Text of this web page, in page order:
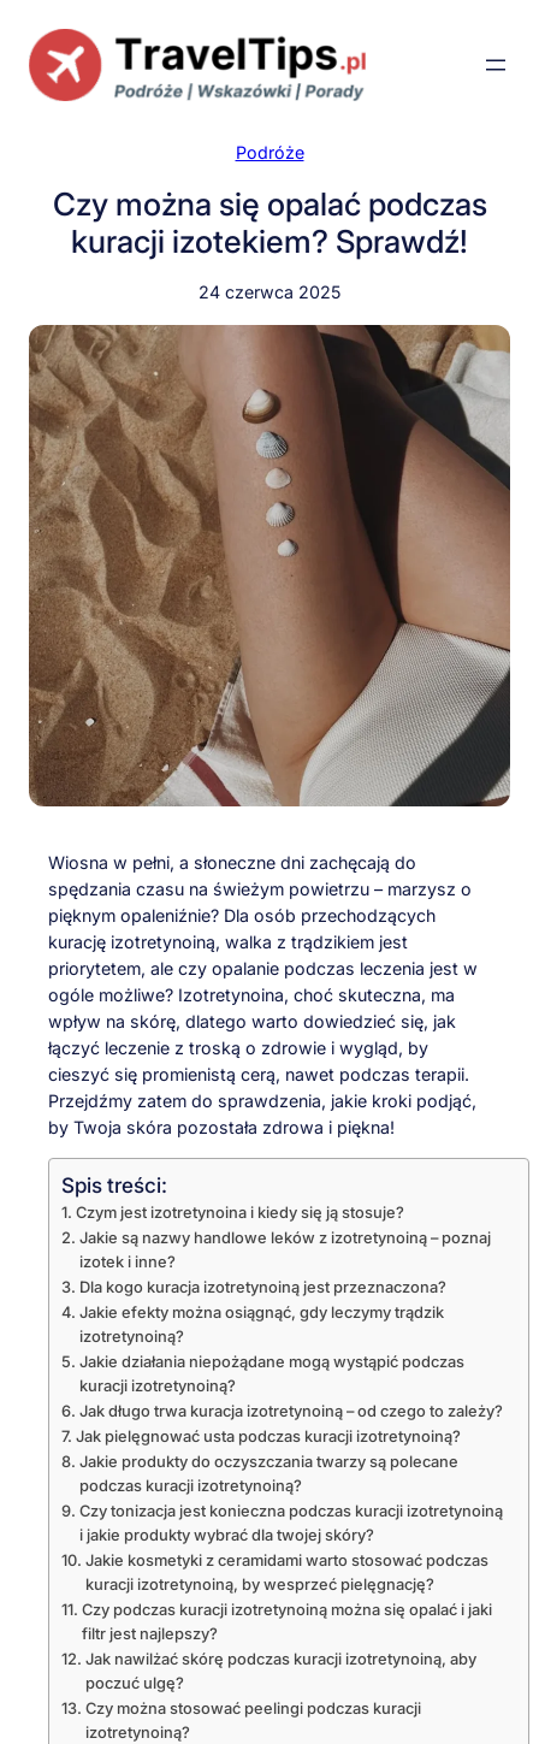
treści
Podróże
Czy można się opalać podczas
kuracji izotekiem? Sprawdź!
24 czerwca 2025
Wiosna w pełni, a słoneczne dni zachęcają do
spędzania czasu na świeżym powietrzu – marzysz o
pięknym opaleniźnie? Dla osób przechodzących
kurację izotretynoiną, walka z trądzikiem jest
priorytetem, ale czy opalanie podczas leczenia jest w
ogóle możliwe? Izotretynoina, choć skuteczna, ma
wpływ na skórę, dlatego warto dowiedzieć się, jak
łączyć leczenie z troską o zdrowie i wygląd, by
cieszyć się promienistą cerą, nawet podczas terapii.
Przejdźmy zatem do sprawdzenia, jakie kroki podjąć,
by Twoja skóra pozostała zdrowa i piękna!
Spis treści:
Czym jest izotretynoina i kiedy się ją stosuje?
Jakie są nazwy handlowe leków z izotretynoiną – poznaj
izotek i inne?
Dla kogo kuracja izotretynoiną jest przeznaczona?
Jakie efekty można osiągnąć, gdy leczymy trądzik
izotretynoiną?
Jakie działania niepożądane mogą wystąpić podczas
kuracji izotretynoiną?
Jak długo trwa kuracja izotretynoiną – od czego to zależy?
Jak pielęgnować usta podczas kuracji izotretynoiną?
Jakie produkty do oczyszczania twarzy są polecane
podczas kuracji izotretynoiną?
Czy tonizacja jest konieczna podczas kuracji izotretynoiną
i jakie produkty wybrać dla twojej skóry?
Jakie kosmetyki z ceramidami warto stosować podczas
kuracji izotretynoiną, by wesprzeć pielęgnację?
Czy podczas kuracji izotretynoiną można się opalać i jaki
filtr jest najlepszy?
Jak nawilżać skórę podczas kuracji izotretynoiną, aby
poczuć ulgę?
Czy można stosować peelingi podczas kuracji
izotretynoiną?